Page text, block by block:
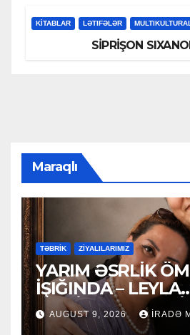
KİTABLAR LƏTIFƏLƏR
SİPRİŞON
Maraqlı
TƏBRİK ZİYALILARIMIZ
YARIM ƏSRLİK
İŞIĞINDA – LEYLA
MƏCİDOVAYA 50
YUBİLEY TƏBRİKİ
AUGUST 9, 2026 İRADƏ